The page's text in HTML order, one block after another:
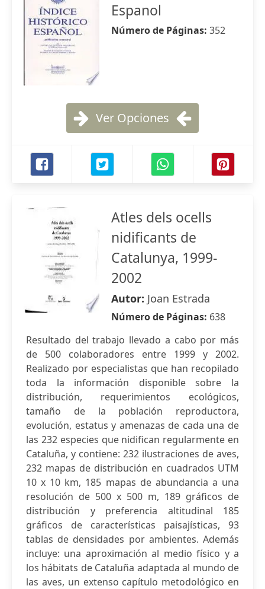
Espanol
Número de Páginas: 352
Ver Opciones
Atles dels ocells
nidificants de
Catalunya, 1999-
2002
Autor: Joan Estrada
Número de Páginas: 638
Resultado del trabajo llevado a cabo por más
de 500 colaboradores entre 1999 y 2002.
Realizado por especialistas que han recopilado
toda la información disponible sobre la
distribución, requerimientos ecológicos,
tamaño de la población reproductora,
evolución, estatus y amenazas de cada una de
las 232 especies que nidifican regularmente en
Cataluña, y contiene: 232 ilustraciones de aves,
232 mapas de distribución en cuadrados UTM
10 x 10 km, 185 mapas de abundancia a una
resolución de 500 x 500 m, 189 gráficos de
distribución y preferencia altitudinal 185
gráficos de características paisajísticas, 93
tablas de densidades por ambientes. Además
incluye: una aproximación al medio físico y a
los hábitats de Cataluña adaptada al mundo de
las aves, un extenso capítulo metodológico en